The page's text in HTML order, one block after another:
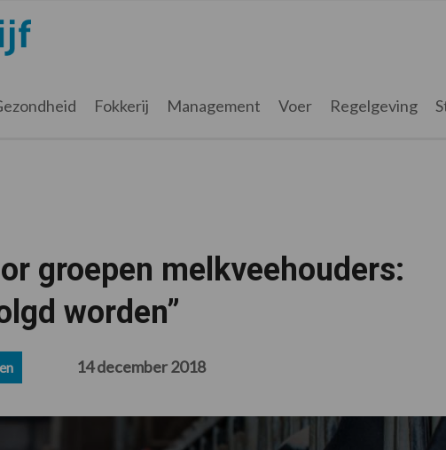
Fokkerij Management Voer Regelgeving
groepen melkveehouders:
worden”
14 december 2018